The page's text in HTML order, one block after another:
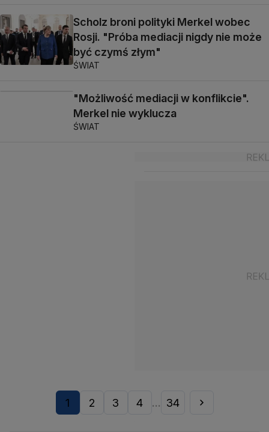
Scholz broni polityki Merkel wobec
Rosji. "Próba mediacji nigdy nie może
być czymś złym"
ŚWIAT
"Możliwość mediacji w konflikcie".
Merkel nie wyklucza
ŚWIAT
1 2 3 4 ... 34